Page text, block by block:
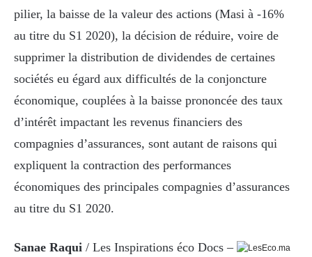
pilier, la baisse de la valeur des actions (Masi à -16%
au titre du S1 2020), la décision de réduire, voire de
supprimer la distribution de dividendes de certaines
sociétés eu égard aux difficultés de la conjoncture
économique, couplées à la baisse prononcée des taux
d’intérêt impactant les revenus financiers des
compagnies d’assurances, sont autant de raisons qui
expliquent la contraction des performances
économiques des principales compagnies d’assurances
au titre du S1 2020.
Sanae Raqui / Les Inspirations éco Docs –